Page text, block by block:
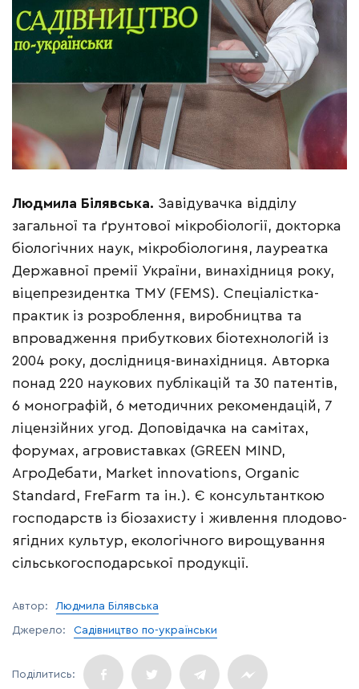
Людмила Білявська. Завідувачка відділу
загальної та ґрунтової мікробіології, докторка
біологічних наук, мікробіологиня, лауреатка
Державної премії України, винахідниця року,
віцепрезидентка ТМУ (FEMS). Спеціалістка-
практик із розроблення, виробництва та
впровадження прибуткових біотехнологій із
2004 року, дослідниця-винахідниця. Авторка
понад 220 наукових публікацій та 30 патентів,
6 монографій, 6 методичних рекомендацій, 7
ліцензійних угод. Доповідачка на самітах,
форумах, агровиставках (GREEN MIND,
АгроДебати, Market innovations, Organic
Standard, FreFarm та ін.). Є консультанткою
господарств із біозахисту і живлення плодово-
ягідних культур, екологічного вирощування
сільськогосподарської продукції.
Автор: Людмила Білявська
Джерело: Садівництво по-українськи